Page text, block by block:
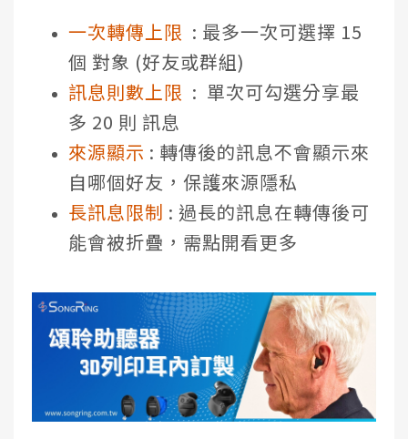
一次轉傳上限 : 最多一次可選擇 15
個 對象 (好友或群組)
訊息則數上限 : 單次可勾選分享最
多 20 則 訊息
來源顯示 : 轉傳後的訊息不會顯示來
自哪個好友，保護來源隱私
長訊息限制 : 過長的訊息在轉傳後可
能會被折疊，需點開看更多